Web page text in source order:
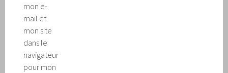
mon e-
mail et
mon site
dans le
navigateur
pour mon